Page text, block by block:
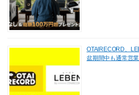
OTAIRECORD、
盆期間中も通常営